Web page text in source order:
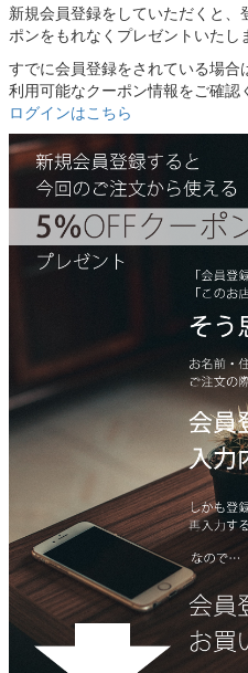
新規会員登録をしていただくと
ポンをもれなくプレゼントいたし
すでに会員登録をされている場
利用可能なクーポン情報をご確認
ログインはこちら